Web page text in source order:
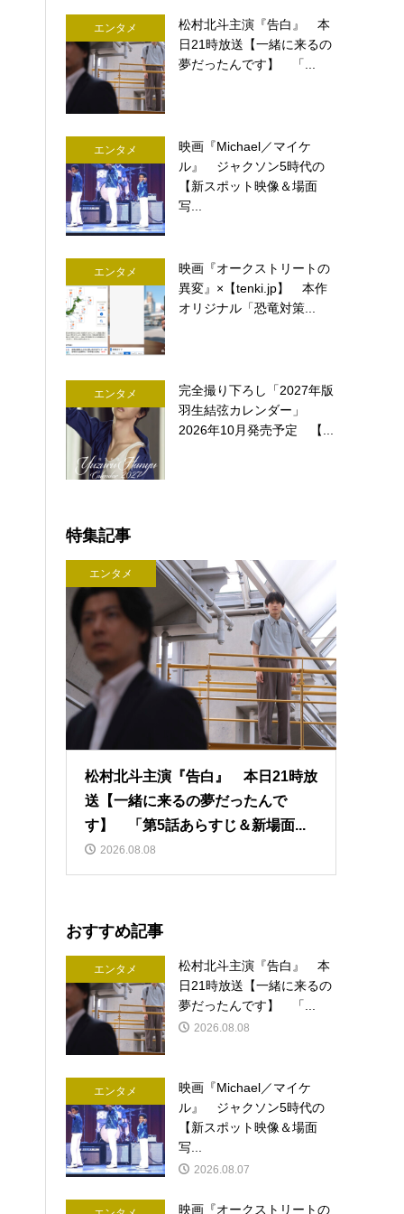
エンタメ
松村北斗主演『告白』 本
日21時放送【一緒に来るの
夢だったんです】 「...
エンタメ
映画『Michael／マイケ
ル』 ジャクソン5時代の
【新スポット映像＆場面
写...
エンタメ
映画『オークストリートの
異変』×【tenki.jp】 本作
オリジナル「恐竜対策...
エンタメ
完全撮り下ろし「2027年版
羽生結弦カレンダー」
2026年10月発売予定 【...
特集記事
エンタメ
松村北斗主演『告白』 本日21時放
送【一緒に来るの夢だったんで
す】 「第5話あらすじ＆新場面...
2026.08.08
おすすめ記事
エンタメ
松村北斗主演『告白』 本
日21時放送【一緒に来るの
夢だったんです】 「...
2026.08.08
エンタメ
映画『Michael／マイケ
ル』 ジャクソン5時代の
【新スポット映像＆場面
写...
2026.08.07
映画『オークストリートの